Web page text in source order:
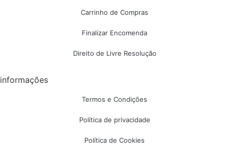
Carrinho de Compras
Finalizar Encomenda
Direito de Livre Resolução
informações
Termos e Condições
Política de privacidade
Política de Cookies